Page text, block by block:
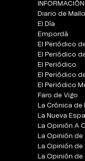
INFORMACIÓN
Diario de
El Día
Empordà
El Periódico
El Periódico
El Periódico
El Periódico
El Periódico
Faro de Vigo
La Crónica de
La Nueva
La Opinión A
La Opinión de
La Opinión de
La Opinión